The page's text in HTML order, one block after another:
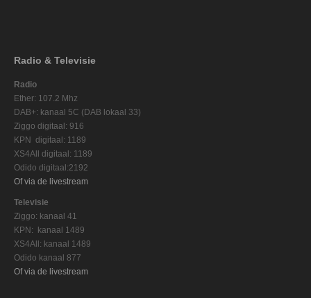
Radio & Televisie
Radio
Ether: 107.2 Mhz
DAB+: kanaal 5C (DAB lokaal 33)
Ziggo digitaal: 916
KPN digitaal: 1189
XS4All digitaal: 1189
Odido digitaal:2192
Of via de livestream
Televisie
Ziggo: kanaal 41
KPN: kanaal 1489
XS4All: kanaal 1489
Odido kanaal 877
Of via de livestream